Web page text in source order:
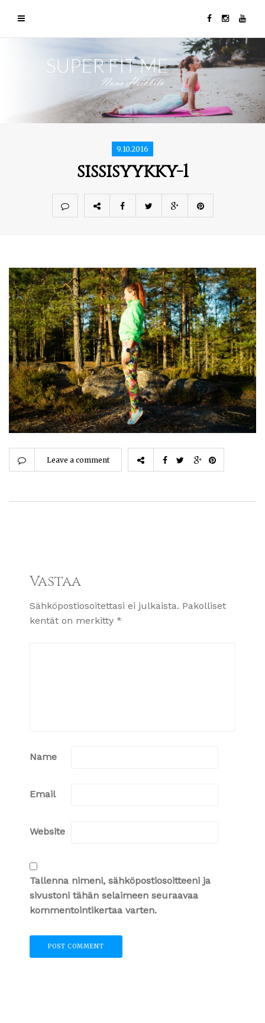
9.10.2016
sissisyykky-1
Leave a comment
Vastaa
Sähköpostiosoitettasi ei julkaista. Pakolliset
kentät on merkitty *
Name
Email
Website
Tallenna nimeni, sähköpostiosoitteeni ja
sivustoni tähän selaimeen seuraavaa
kommentointikertaa varten.